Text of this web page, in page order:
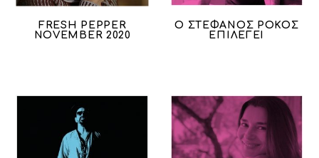
FRESH PEPPER
NOVEMBER 2020
Ο ΣΤΕΦΑΝΟΣ ΡΟΚΟΣ
ΕΠΙΛΕΓΕΙ